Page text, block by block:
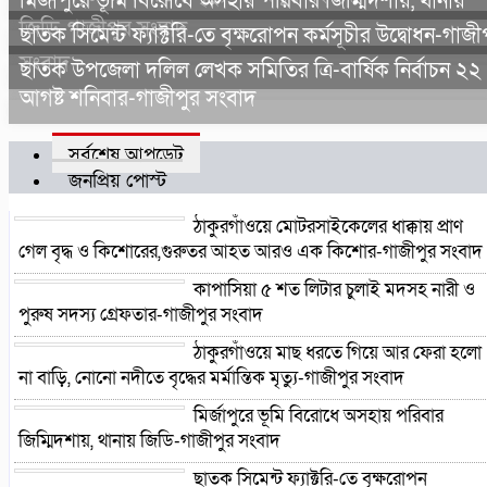
জিডি-গাজীপুর সংবাদ
ছাতক সিমেন্ট ফ্যাক্টরি-তে বৃক্ষরোপন কর্মসূচীর উদ্বোধন-
সংবাদ
ছাতক উপজেলা দলিল লেখক সমিতির ত্রি-বার্ষিক নির্বাচন ২২
আগষ্ট শনিবার-গাজীপুর সংবাদ
সর্বশেষ আপডেট
জনপ্রিয় পোস্ট
ঠাকুরগাঁওয়ে মোটরসাইকেলের ধাক্কায় প্রাণ
গেল বৃদ্ধ ও কিশোরের,গুরুতর আহত আরও এক কিশোর-গাজীপুর সংবাদ
কাপাসিয়া ৫ শত লিটার চুলাই মদসহ নারী ও
পুরুষ সদস্য গ্রেফতার-গাজীপুর সংবাদ
ঠাকুরগাঁওয়ে মাছ ধরতে গিয়ে আর ফেরা হলো
না বাড়ি, নোনো নদীতে বৃদ্ধের মর্মান্তিক মৃত্যু-গাজীপুর সংবাদ
মির্জাপুরে ভূমি বিরোধে অসহায় পরিবার
জিম্মিদশায়, থানায় জিডি-গাজীপুর সংবাদ
ছাতক সিমেন্ট ফ্যাক্টরি-তে বৃক্ষরোপন